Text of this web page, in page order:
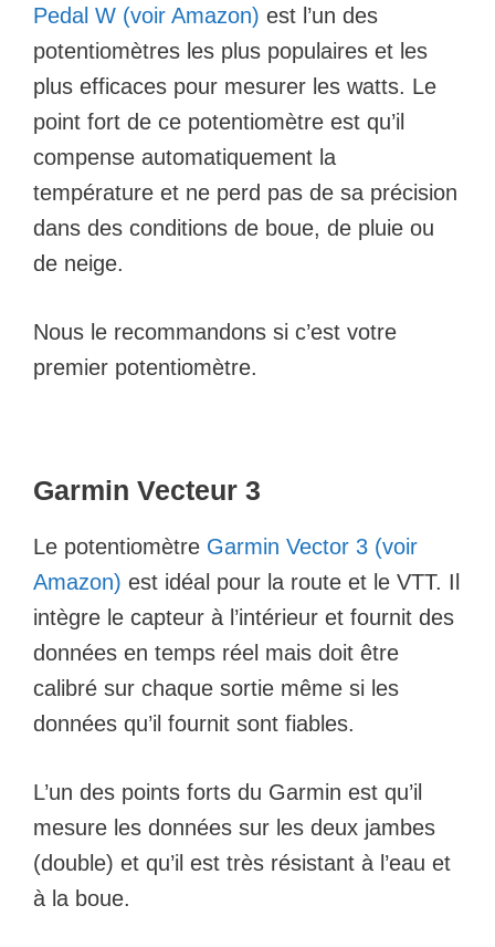
Pedal W (voir Amazon) est l’un des
potentiomètres les plus populaires et les
plus efficaces pour mesurer les watts. Le
point fort de ce potentiomètre est qu’il
compense automatiquement la
température et ne perd pas de sa précision
dans des conditions de boue, de pluie ou
de neige.
Nous le recommandons si c’est votre
premier potentiomètre.
Garmin Vecteur 3
Le potentiomètre Garmin Vector 3 (voir
Amazon) est idéal pour la route et le VTT. Il
intègre le capteur à l’intérieur et fournit des
données en temps réel mais doit être
calibré sur chaque sortie même si les
données qu’il fournit sont fiables.
L’un des points forts du Garmin est qu’il
mesure les données sur les deux jambes
(double) et qu’il est très résistant à l’eau et
à la boue.